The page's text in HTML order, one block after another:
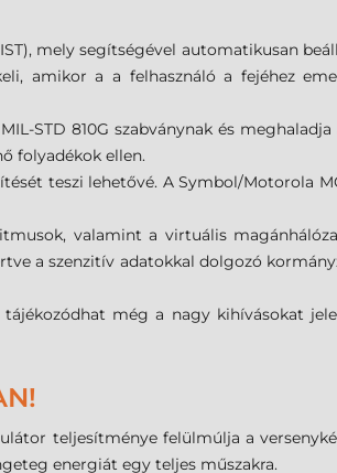
mely segítségével automatikusan
amikor a a felhasználó a fejéhez
STD 810G szabványnak és meghaladja
folyadékok ellen.
teszi lehetővé. A Symbol/Motorola
valamint a virtuális
a szenzitív adatokkal dolgozó
még a nagy kihívásokat
teljesítménye felülmúlja a
energiát egy teljes műszakra.